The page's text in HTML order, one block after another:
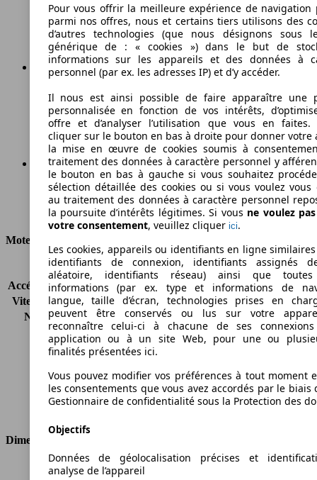
Carburant
159 g/km
Émissions de CO2 (combinées)*
Ø 6.0 l/100km
Consommation
Moteur et Puissance
KW (CH)
77 kW (105 PS)
Accélération (0-100 km/h) 13.3s
Vitesse maximale (km/h) 166 km/h
Nombre de vitesses
5
Couple
250 nm
Cylindrée
1896 ccm
Cylindres
4
Transmission
Boîte manuelle
Dimensions
Longueur
Pour vous offrir la meilleure expérience de navigation
parmi nos offres, nous et certains tiers utilisons des
d’autres technologies (que nous désignons sous
générique de : « cookies ») dans le but de
informations sur les appareils et des données à
personnel (par ex. les adresses IP) et d’y accéder.
Il nous est ainsi possible de faire apparaître une
personnalisée en fonction de vos intérêts,
offre et d’analyser l’utilisation que vous en faites.
cliquer sur le bouton en bas à droite pour donner votre
la mise en œuvre de cookies soumis à
traitement des données à caractère personnel y
le bouton en bas à gauche si vous souhaitez
sélection détaillée des cookies ou si vous voulez vous
au traitement des données à caractère personnel
la poursuite d’intérêts légitimes. Si vous ne voulez
votre consentement, veuillez cliquer ici.
Les cookies, appareils ou identifiants en ligne
identifiants de connexion, identifiants assignés
aléatoire, identifiants réseau) ainsi que
informations (par ex. type et informations de
langue, taille d’écran, technologies prises en
peuvent être conservés ou lus sur votre
reconnaître celui-ci à chacune de ses
application ou à un site Web, pour une ou
finalités présentées ici.
Vous pouvez modifier vos préférences à tout moment
les consentements que vous avez accordés par le biais
Gestionnaire de confidentialité sous la Protection des
Objectifs
Données de géolocalisation précises et
analyse de l’appareil